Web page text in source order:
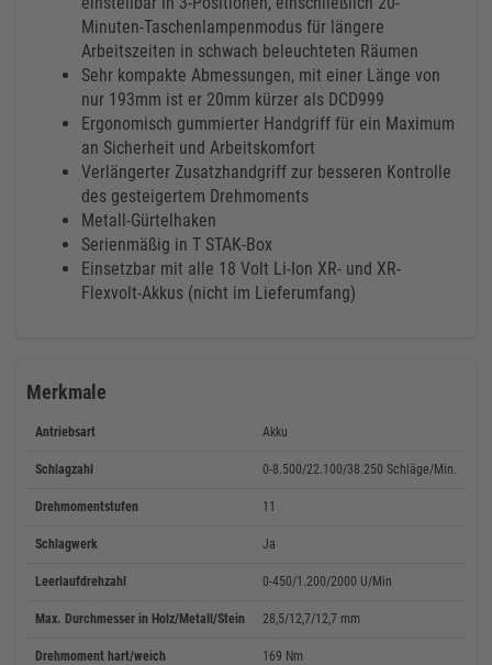
Minuten-Taschenlampenmodus für längere
Arbeitszeiten in schwach beleuchteten Räumen
Sehr kompakte Abmessungen, mit einer Länge von
nur 193mm ist er 20mm kürzer als DCD999
Ergonomisch gummierter Handgriff für ein Maximum
an Sicherheit und Arbeitskomfort
Verlängerter Zusatzhandgriff zur besseren Kontrolle
des gesteigertem Drehmoments
Metall-Gürtelhaken
Serienmäßig in T STAK-Box
Einsetzbar mit alle 18 Volt Li-Ion XR- und XR-
Flexvolt-Akkus (nicht im Lieferumfang)
Merkmale
Antriebsart Akku
Schlagzahl 0-8.500/22.100/38.250 Schläge/Min.
Drehmomentstufen 11
Schlagwerk Ja
Leerlaufdrehzahl 0-450/1.200/2000 U/Min
Max. Durchmesser in Holz/Metall/Stein 28,5/12,7/12,7 mm
Drehmoment hart/weich 169 Nm